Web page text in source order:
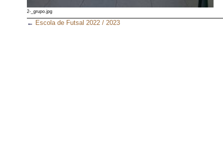
2-_grupo.jpg
← Escola de Futsal 2022 / 2023